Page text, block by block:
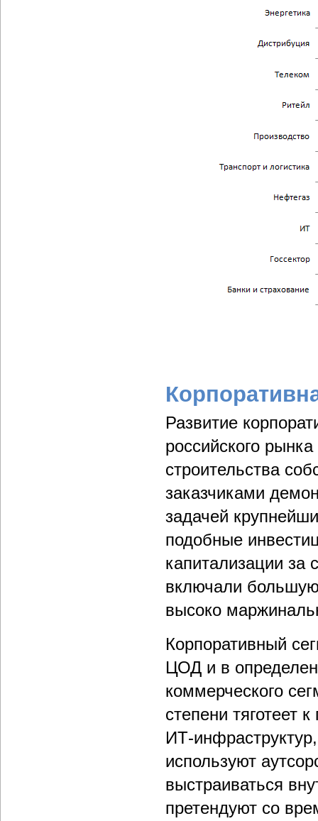
Развитие
российского
строительства
заказчиками
задачей
подобные
капитализации за
включали
высоко
Корпоративный
ЦОД и в
коммерческого
степени тяготеет
ИТ-
используют
выстраиваться
претендуют со